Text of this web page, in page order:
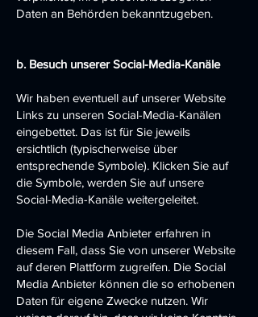
Daten an Behörden bekanntzugeben.
b. Besuch unserer Social-Media-Kanäle
Wir haben eventuell auf unserer Website
Links zu unseren Social-Media-Kanälen
eingebettet. Das ist für Sie jeweils
ersichtlich (typischerweise über
entsprechende Symbole). Klicken Sie auf
die Symbole, werden Sie auf unsere
Social-Media-Kanäle weitergeleitet.
Die Social Media Anbieter erfahren in
diesem Fall, dass Sie von unserer Website
auf deren Plattform zugreifen. Die Social
Media Anbieter können die so erhobenen
Daten für eigene Zwecke nutzen. Wir